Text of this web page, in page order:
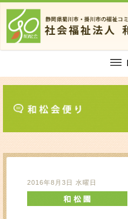
2016年8月3日 水曜日